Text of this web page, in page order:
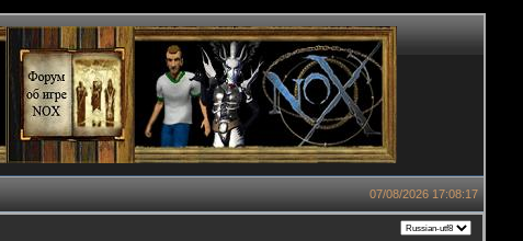
07/08/2026 17:08:17